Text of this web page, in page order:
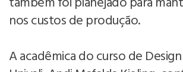
nos custos de produção.
A acadêmica do curso de